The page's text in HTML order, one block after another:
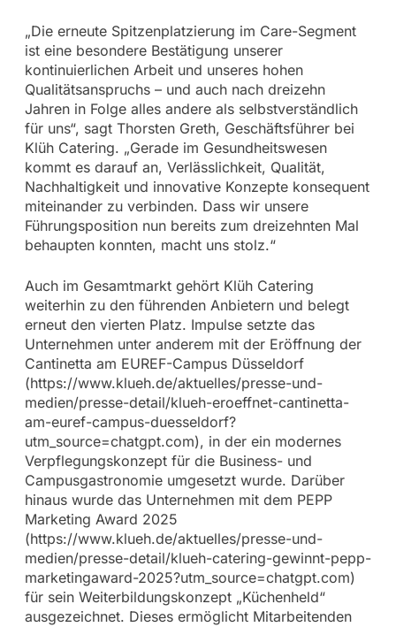
„Die erneute Spitzenplatzierung im Care-Segment
ist eine besondere Bestätigung unserer
kontinuierlichen Arbeit und unseres hohen
Qualitätsanspruchs – und auch nach dreizehn
Jahren in Folge alles andere als selbstverständlich
für uns“, sagt Thorsten Greth, Geschäftsführer bei
Klüh Catering. „Gerade im Gesundheitswesen
kommt es darauf an, Verlässlichkeit, Qualität,
Nachhaltigkeit und innovative Konzepte konsequent
miteinander zu verbinden. Dass wir unsere
Führungsposition nun bereits zum dreizehnten Mal
behaupten konnten, macht uns stolz.“
Auch im Gesamtmarkt gehört Klüh Catering
weiterhin zu den führenden Anbietern und belegt
erneut den vierten Platz. Impulse setzte das
Unternehmen unter anderem mit der Eröffnung der
Cantinetta am EUREF-Campus Düsseldorf
(https://www.klueh.de/aktuelles/presse-und-
medien/presse-detail/klueh-eroeffnet-cantinetta-
am-euref-campus-duesseldorf?
utm_source=chatgpt.com), in der ein modernes
Verpflegungskonzept für die Business- und
Campusgastronomie umgesetzt wurde. Darüber
hinaus wurde das Unternehmen mit dem PEPP
Marketing Award 2025
(https://www.klueh.de/aktuelles/presse-und-
medien/presse-detail/klueh-catering-gewinnt-pepp-
marketingaward-2025?utm_source=chatgpt.com)
für sein Weiterbildungskonzept „Küchenheld“
ausgezeichnet. Dieses ermöglicht Mitarbeitenden